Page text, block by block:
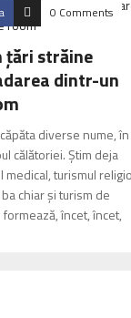
0 Comments
țări străine
dintr-un
diverse nume, în
călătoriei. Știm deja
medical, turismul
chiar și turism de
încet, încet,